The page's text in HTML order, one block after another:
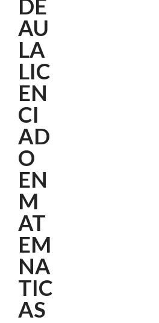
DE
AU
LA
LIC
EN
CI
AD
O
EN
M
AT
EM
NA
TIC
AS